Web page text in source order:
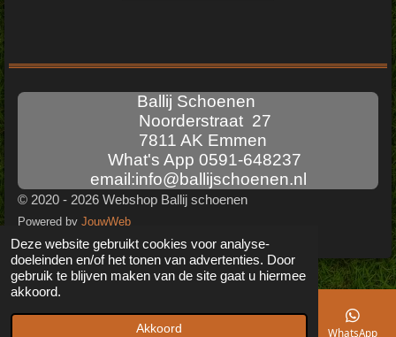
Deze website gebruikt cookies voor analyse-
doeleinden en/of het tonen van advertenties. Door
gebruik te blijven maken van de site gaat u hiermee
akkoord.
Akkoord
Ballij Schoenen
Noorderstraat 27
7811 AK Emmen
What's App 0591-648237
email:info@ballijschoenen.nl
© 2020 - 2026 Webshop Ballij schoenen
Powered by JouwWeb
Telefoonnummer WhatsApp